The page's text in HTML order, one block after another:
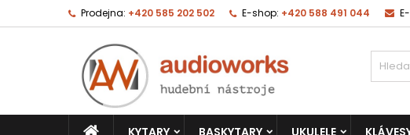
Prodejna: +420 585 202 502 E-shop: +420 588 491 044
KYTARY BASKYTARY UKULELE